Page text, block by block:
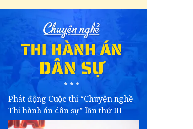
Phát động Cuộc thi “Chuyện nghề
Thi hành án dân sự” lần thứ III